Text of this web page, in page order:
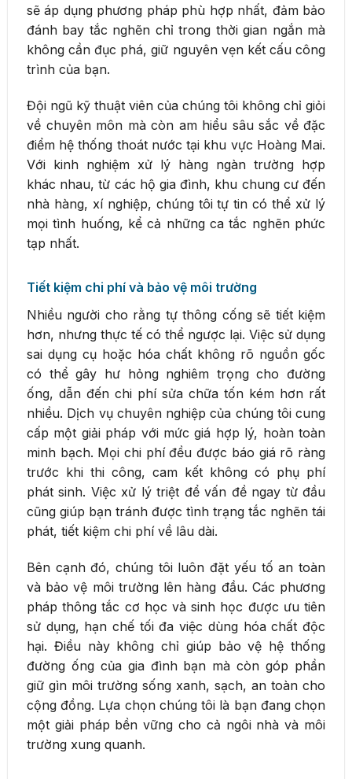
sẽ áp dụng phương pháp phù hợp nhất, đảm bảo
đánh bay tắc nghẽn chỉ trong thời gian ngắn mà
không cần đục phá, giữ nguyên vẹn kết cấu công
trình của bạn.
Đội ngũ kỹ thuật viên của chúng tôi không chỉ giỏi
về chuyên môn mà còn am hiểu sâu sắc về đặc
điểm hệ thống thoát nước tại khu vực Hoàng Mai.
Với kinh nghiệm xử lý hàng ngàn trường hợp
khác nhau, từ các hộ gia đình, khu chung cư đến
nhà hàng, xí nghiệp, chúng tôi tự tin có thể xử lý
mọi tình huống, kể cả những ca tắc nghẽn phức
tạp nhất.
Tiết kiệm chi phí và bảo vệ môi trường
Nhiều người cho rằng tự thông cống sẽ tiết kiệm
hơn, nhưng thực tế có thể ngược lại. Việc sử dụng
sai dụng cụ hoặc hóa chất không rõ nguồn gốc
có thể gây hư hỏng nghiêm trọng cho đường
ống, dẫn đến chi phí sửa chữa tốn kém hơn rất
nhiều. Dịch vụ chuyên nghiệp của chúng tôi cung
cấp một giải pháp với mức giá hợp lý, hoàn toàn
minh bạch. Mọi chi phí đều được báo giá rõ ràng
trước khi thi công, cam kết không có phụ phí
phát sinh. Việc xử lý triệt để vấn đề ngay từ đầu
cũng giúp bạn tránh được tình trạng tắc nghẽn tái
phát, tiết kiệm chi phí về lâu dài.
Bên cạnh đó, chúng tôi luôn đặt yếu tố an toàn
và bảo vệ môi trường lên hàng đầu. Các phương
pháp thông tắc cơ học và sinh học được ưu tiên
sử dụng, hạn chế tối đa việc dùng hóa chất độc
hại. Điều này không chỉ giúp bảo vệ hệ thống
đường ống của gia đình bạn mà còn góp phần
giữ gìn môi trường sống xanh, sạch, an toàn cho
cộng đồng. Lựa chọn chúng tôi là bạn đang chọn
một giải pháp bền vững cho cả ngôi nhà và môi
trường xung quanh.